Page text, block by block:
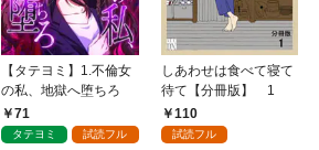
【タテヨミ】1.不倫女
の私、地獄へ堕ちろ
71
タテヨミ 試読フル
しあわせは食べて寝て
待て【分冊版】 1
110
試読フル